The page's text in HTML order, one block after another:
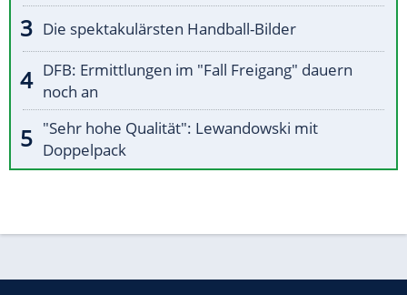
Die spektakulärsten Handball-Bilder
DFB: Ermittlungen im "Fall Freigang" dauern
noch an
"Sehr hohe Qualität": Lewandowski mit
Doppelpack